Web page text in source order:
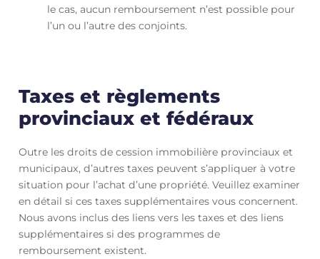
le cas, aucun remboursement n’est possible pour
l’un ou l’autre des conjoints.
Taxes et règlements
provinciaux et fédéraux
Outre les droits de cession immobilière provinciaux et
municipaux, d’autres taxes peuvent s’appliquer à votre
situation pour l’achat d’une propriété. Veuillez examiner
en détail si ces taxes supplémentaires vous concernent.
Nous avons inclus des liens vers les taxes et des liens
supplémentaires si des programmes de
remboursement existent.